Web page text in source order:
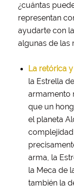
¿cuántas
representan
ayudarte con
algunas de las
La retórica
la Estrella
armamento
que un
el planeta
arma, la
la Meca de
también la